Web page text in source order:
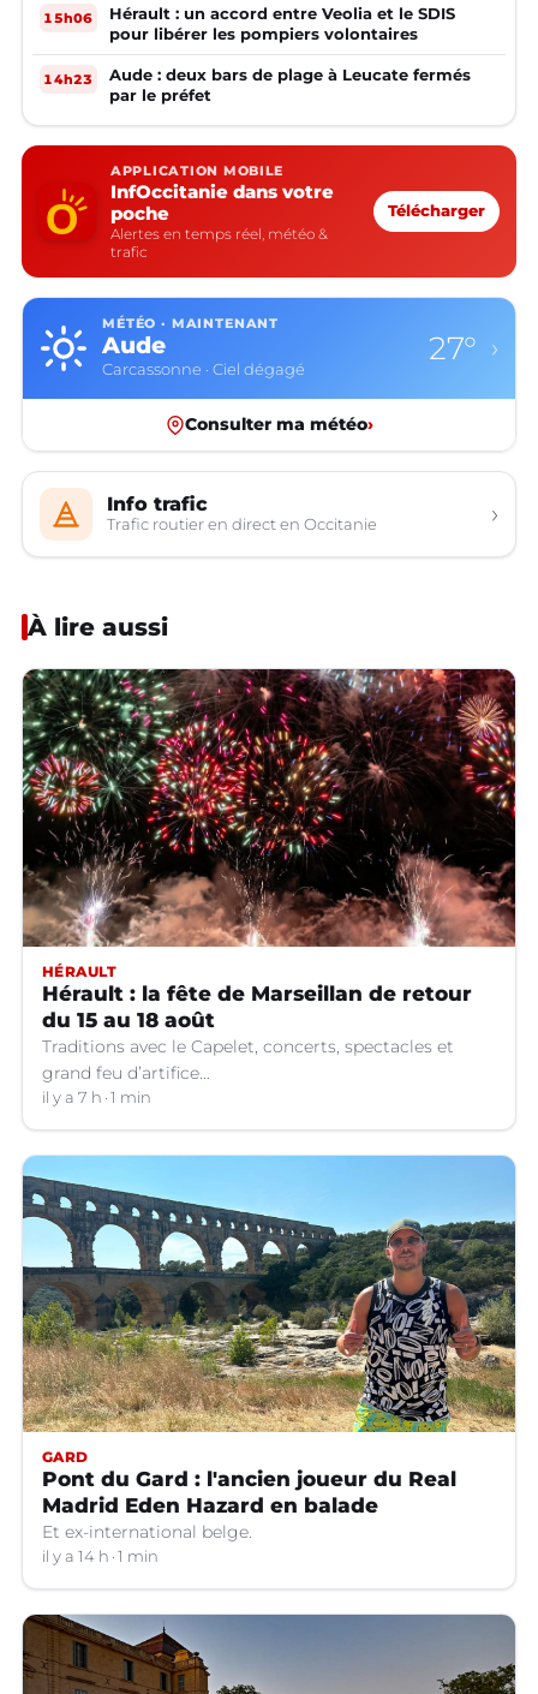
15h06
Hérault : un accord entre Veolia et le SDIS
pour libérer les pompiers volontaires
14h23
Aude : deux bars de plage à Leucate fermés
par le préfet
APPLICATION MOBILE
InfOccitanie dans votre
poche
Alertes en temps réel, météo &
trafic
Télécharger
MÉTÉO · MAINTENANT
Aude
Carcassonne · Ciel dégagé
27° ›
Consulter ma météo›
Info trafic
Trafic routier en direct en Occitanie ›
À lire aussi
HÉRAULT
Hérault : la fête de Marseillan de retour
du 15 au 18 août
Traditions avec le Capelet, concerts, spectacles et
grand feu d’artifice...
il y a 7 h 1 min
GARD
Pont du Gard : l'ancien joueur du Real
Madrid Eden Hazard en balade
Et ex-international belge.
il y a 14 h 1 min